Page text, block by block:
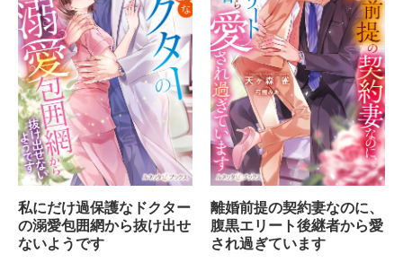
私にだけ過保護なドクター
の溺愛包囲網から抜け出せ
ないようです
離婚前提の契約妻なのに、
腹黒エリート後継者から愛
され過ぎています